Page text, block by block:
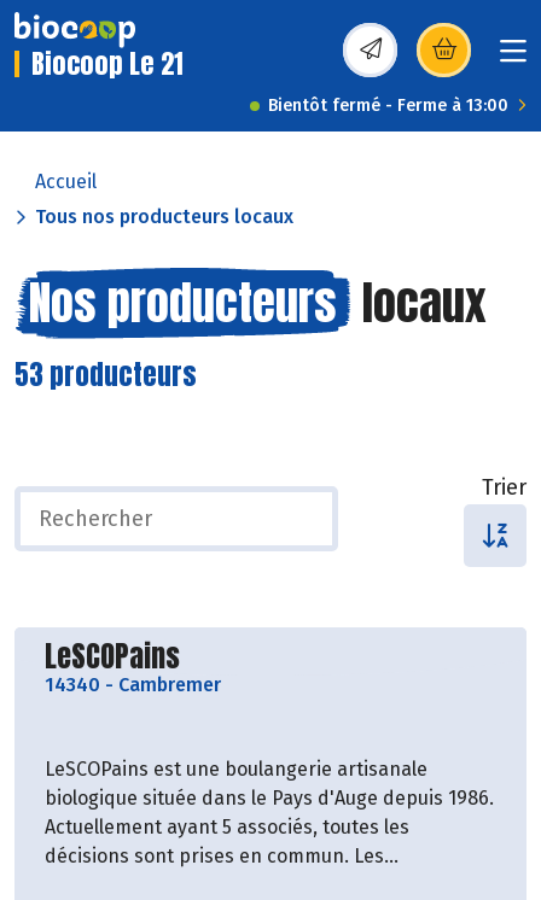
Biocoop Le 21 (s’ouvre dans une
Bientôt fermé - Ferme à 13:00
Accueil
Tous nos producteurs locaux
Nos producteurs locaux
53 producteurs
Trier
Découvrir le producteur
LeSCOPains
14340 - Cambremer
LeSCOPains est une boulangerie artisanale
biologique située dans le Pays d'Auge depuis 1986.
Actuellement ayant 5 associés, toutes les
décisions sont prises en commun. Les